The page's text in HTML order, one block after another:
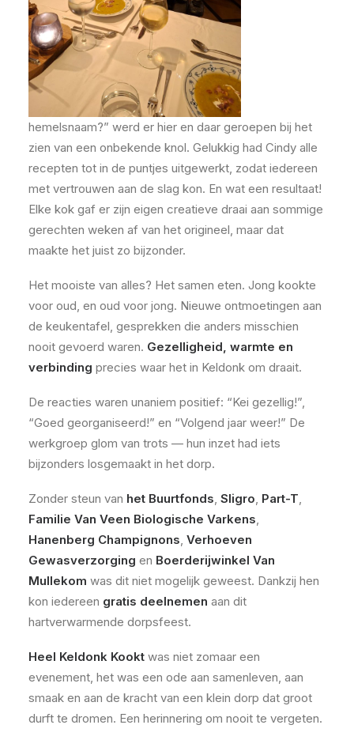
hemelsnaam?” werd er hier en daar geroepen bij het
zien van een onbekende knol. Gelukkig had Cindy alle
recepten tot in de puntjes uitgewerkt, zodat iedereen
met vertrouwen aan de slag kon. En wat een resultaat!
Elke kok gaf er zijn eigen creatieve draai aan sommige
gerechten weken af van het origineel, maar dat
maakte het juist zo bijzonder.
Het mooiste van alles? Het samen eten. Jong kookte
voor oud, en oud voor jong. Nieuwe ontmoetingen aan
de keukentafel, gesprekken die anders misschien
nooit gevoerd waren. Gezelligheid, warmte en
verbinding precies waar het in Keldonk om draait.
De reacties waren unaniem positief: “Kei gezellig!”,
“Goed georganiseerd!” en “Volgend jaar weer!” De
werkgroep glom van trots — hun inzet had iets
bijzonders losgemaakt in het dorp.
Zonder steun van het Buurtfonds Sligro Part-T
Familie Van Veen Biologische Varkens
Hanenberg Champignons Verhoeven
Gewasverzorging en Boerderijwinkel Van
Mullekom was dit niet mogelijk geweest. Dankzij hen
kon iedereen gratis deelnemen aan dit
hartverwarmende dorpsfeest.
Heel Keldonk Kookt was niet zomaar een
evenement, het was een ode aan samenleven, aan
smaak en aan de kracht van een klein dorp dat groot
durft te dromen. Een herinnering om nooit te vergeten.